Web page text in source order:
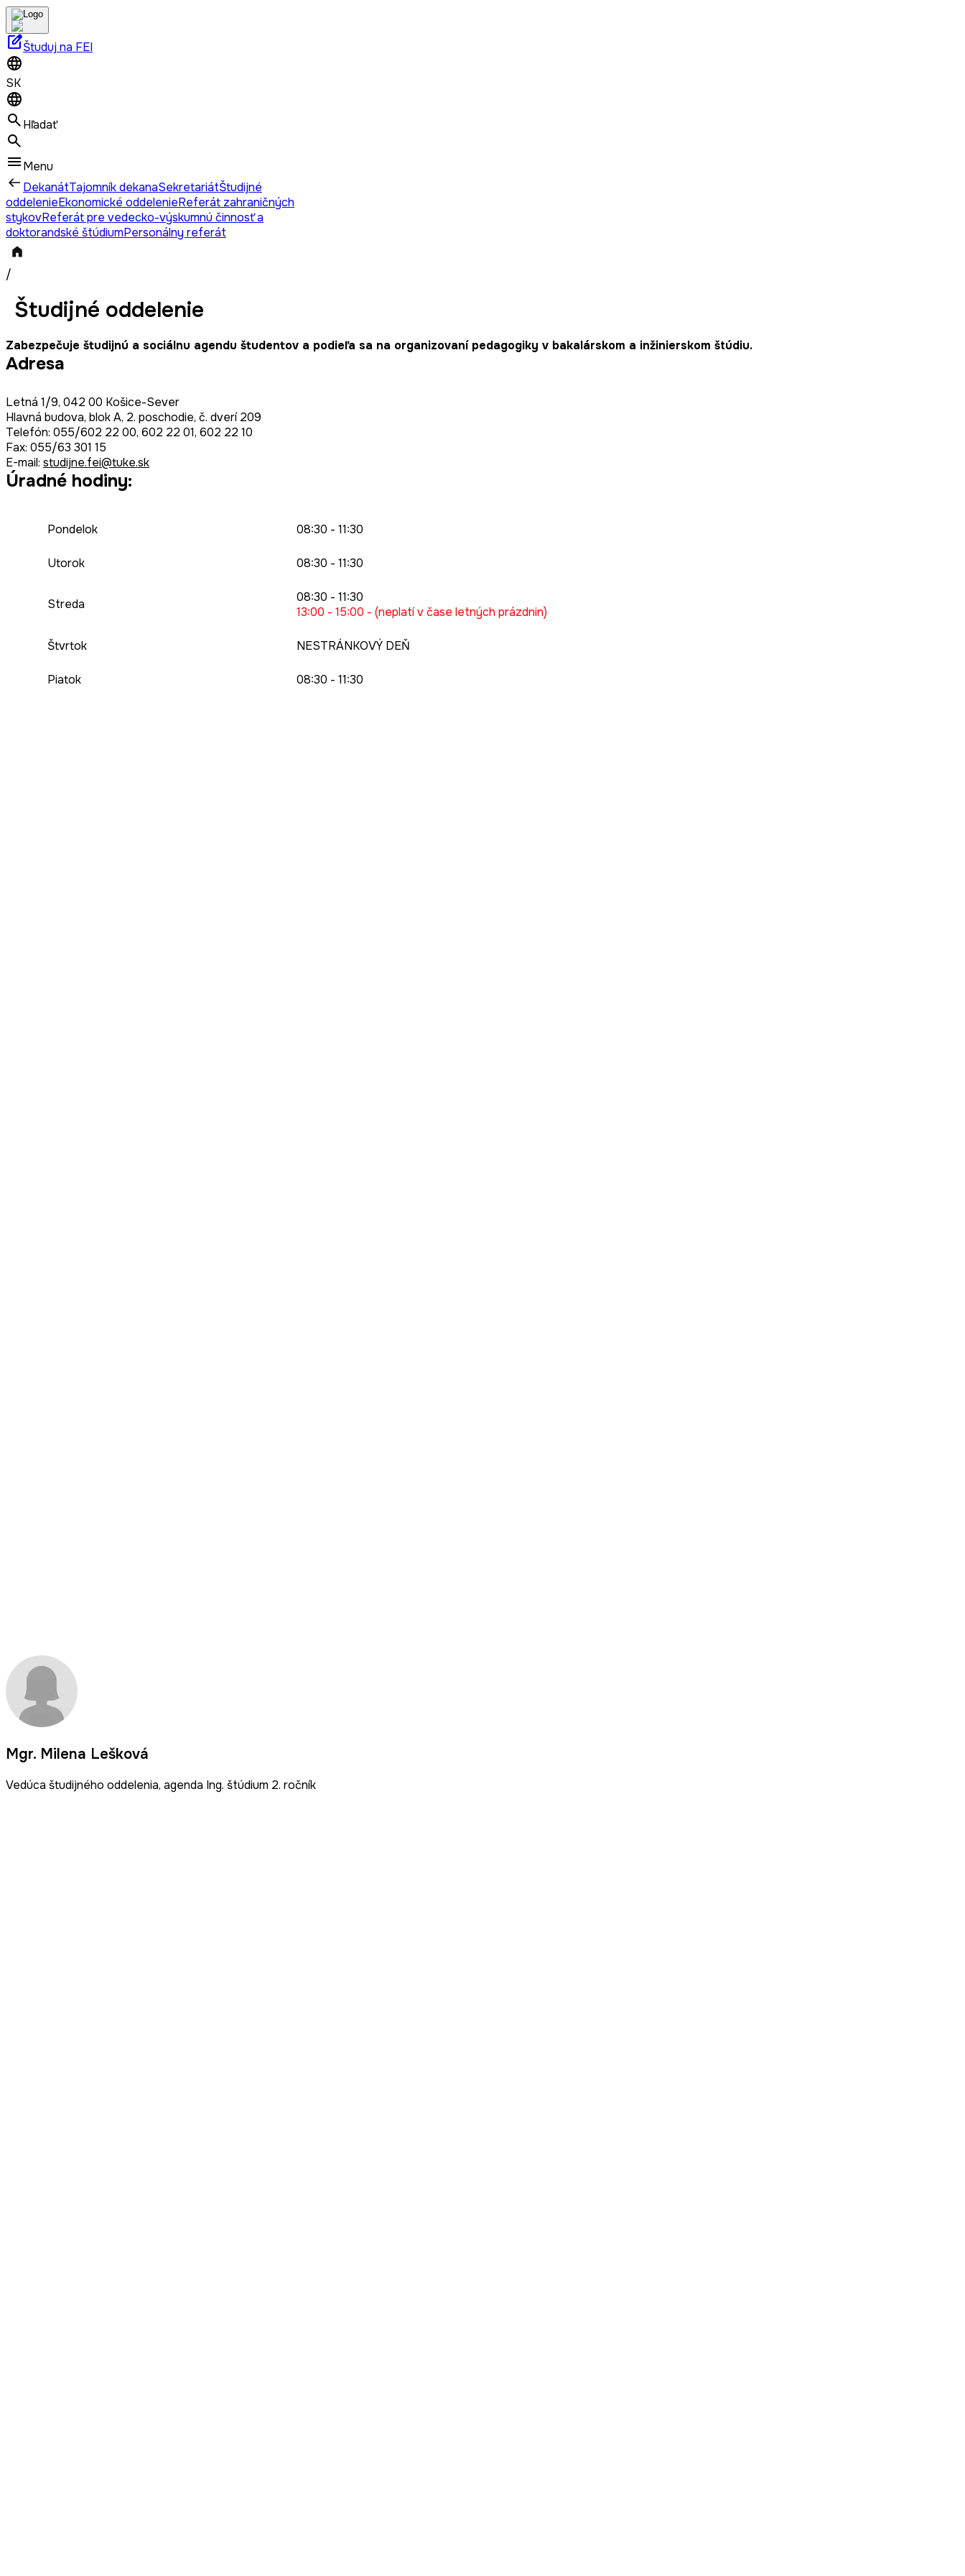
edit_squareŠtuduj na FEI
SK
Hľadať
Menu
DekanátTajomník dekanaSekretariátŠtudijné
oddelenieEkonomické oddelenieReferát zahraničných
stykovReferát pre vedecko-výskumnú činnosť a
doktorandské štúdiumPersonálny referát
/
Študijné oddelenie
Zabezpečuje študijnú a sociálnu agendu študentov a podieľa sa na organizovaní pedagogiky v bakalárskom a inžinierskom štúdiu.
Adresa
Letná 1/9, 042 00 Košice-Sever
Hlavná budova, blok A, 2. poschodie, č. dverí 209
Telefón: 055/602 22 00, 602 22 01, 602 22 10
Fax: 055/63 301 15
E-mail: studijne.fei@tuke.sk
Úradné hodiny:
Pondelok 08:30 - 11:30
Utorok 08:30 - 11:30
Streda
08:30 - 11:30
13:00 - 15:00 - (neplatí v čase letných prázdnin)
Štvrtok NESTRÁNKOVÝ DEŇ
Piatok 08:30 - 11:30
Mgr. Milena Lešková
Vedúca študijného oddelenia, agenda Ing. štúdium 2. ročník